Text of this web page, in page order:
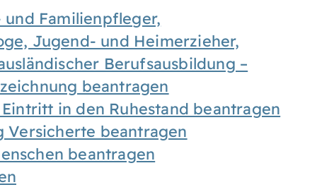
Familienpfleger,
Jugend- und Heimerzieher,
Berufsausbildung –
beantragen
in den Ruhestand beantragen
Versicherte beantragen
beantragen